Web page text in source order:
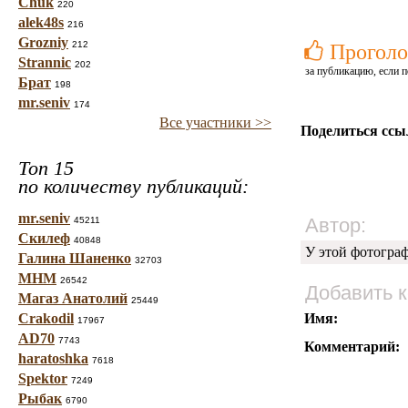
220
alek48s 216
Grozniy 212
Strannic 202
Брат 198
mr.seniv 174
Все участники >>
Топ 15
по количеству публикаций:
mr.seniv 45211
Скилеф 40848
Галина Шаненко 32703
МНМ 26542
Магаз Анатолий 25449
Crakodil 17967
AD70 7743
haratoshka 7618
Spektor 7249
Рыбак 6790
за публикацию, если
Поделиться
Автор:
У этой
Добавить
Имя:
Комментарий: